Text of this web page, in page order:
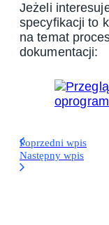
Jeżeli
specyfikacji to
na temat
dokumentacji:
Poprzedni wpis
Następny wpis